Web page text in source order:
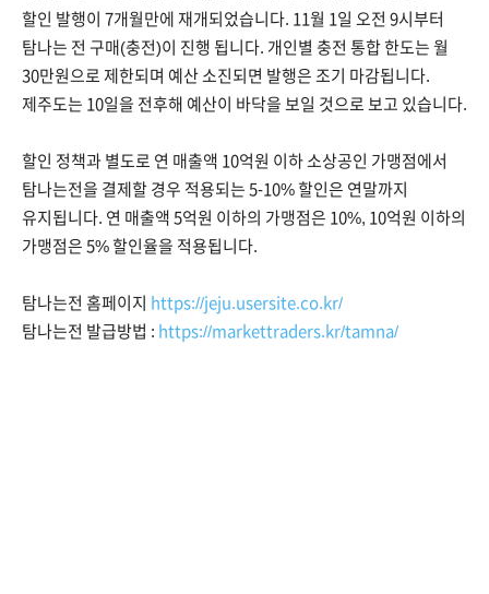
할인 발행이 7개월만에 재개되었습니다. 11월 1일 오전 9시부터
탐나는 전 구매(충전)이 진행 됩니다. 개인별 충전 통합 한도는 월
30만원으로 제한되며 예산 소진되면 발행은 조기 마감됩니다.
제주도는 10일을 전후해 예산이 바닥을 보일 것으로 보고 있습니다.
할인 정책과 별도로 연 매출액 10억원 이하 소상공인 가맹점에서
탐나는전을 결제할 경우 적용되는 5-10% 할인은 연말까지
유지됩니다. 연 매출액 5억원 이하의 가맹점은 10%, 10억원 이하의
가맹점은 5% 할인율을 적용됩니다.
탐나는전 홈페이지
https://jeju.usersite.co.kr/
탐나는전 발급방법 : https://markettraders.kr/tamna/